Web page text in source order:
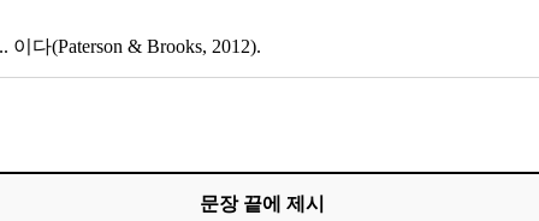
이다(Paterson & Brooks, 2012).
문장 끝에 제시